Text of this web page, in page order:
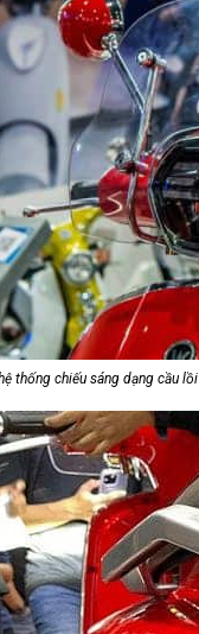
thống chiếu sáng dạng cầu lồi